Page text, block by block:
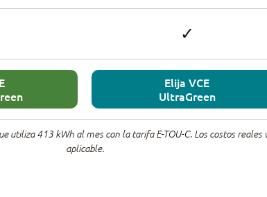
✓
Elija VCE
UltraGreen
utiliza 413 kWh al mes con la tarifa E-TOU-C. Los costos
aplicable.